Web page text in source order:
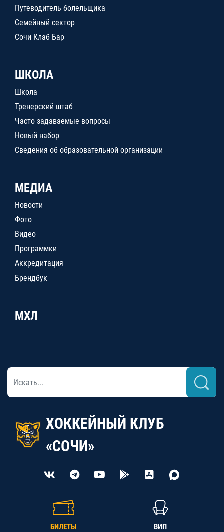
Путеводитель болельщика
Семейный сектор
Сочи Клаб Бар
ШКОЛА
Школа
Тренерский штаб
Часто задаваемые вопросы
Новый набор
Сведения об образовательной организации
МЕДИА
Новости
Фото
Видео
Программки
Аккредитация
Брендбук
МХЛ
ХОККЕЙНЫЙ КЛУБ
«СОЧИ»
БИЛЕТЫ ВИП